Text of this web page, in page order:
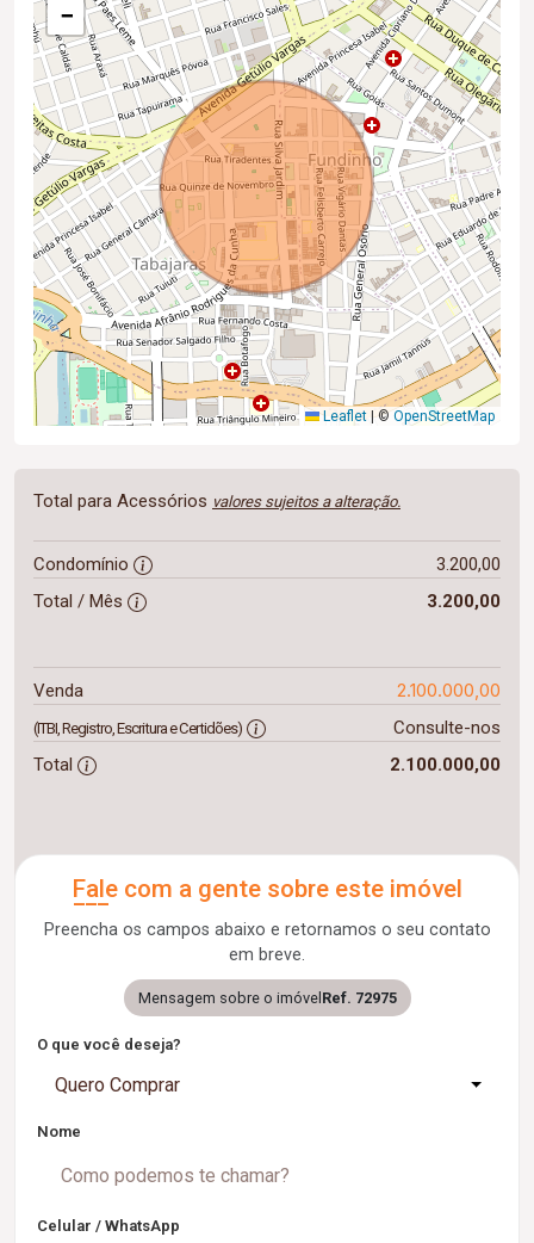
−
Leaflet |©OpenStreetMap
Total para Acessórios valores sujeitos a alteração.
Condomínio
3.200,00
Total / Mês
3.200,00
Venda 2.100.000,00
(ITBI, Registro, Escritura e Certidões)
Consulte-nos
Total
2.100.000,00
Fale com a gente sobre este imóvel
Preencha os campos abaixo e retornamos o seu contato
em breve.
Mensagem sobre o imóvel Ref. 72975
O que você deseja?
Quero Comprar
Nome
Celular / WhatsApp